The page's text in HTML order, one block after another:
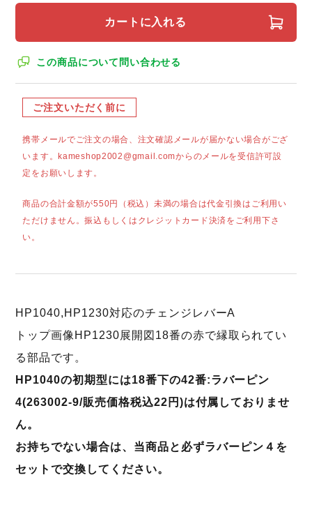
カートに入れる
この商品について問い合わせる
ご注文いただく前に
携帯メールでご注文の場合、注文確認メールが届かない場合がござ
います。kameshop2002@gmail.comからのメールを受信許可設
定をお願いします。
商品の合計金額が550円（税込）未満の場合は代金引換はご利用い
ただけません。振込もしくはクレジットカード決済をご利用下さ
い。
HP1040,HP1230対応のチェンジレバーA
トップ画像HP1230展開図18番の赤で縁取られてい
る部品です。
HP1040の初期型には18番下の42番:ラバーピン
4(263002-9/販売価格税込22円)は付属しておりませ
ん。
お持ちでない場合は、当商品と必ずラバーピン４を
セットで交換してください。